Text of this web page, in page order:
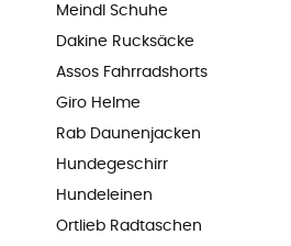
Meindl Schuhe
Dakine Rucksäcke
Assos Fahrradshorts
Giro Helme
Rab Daunenjacken
Hundegeschirr
Hundeleinen
Ortlieb Radtaschen